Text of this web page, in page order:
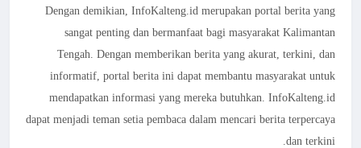
Dengan demikian, InfoKalteng.id merupakan portal berita yang
sangat penting dan bermanfaat bagi masyarakat Kalimantan
Tengah. Dengan memberikan berita yang akurat, terkini, dan
informatif, portal berita ini dapat membantu masyarakat untuk
mendapatkan informasi yang mereka butuhkan. InfoKalteng.id
dapat menjadi teman setia pembaca dalam mencari berita terpercaya
dan terkini.